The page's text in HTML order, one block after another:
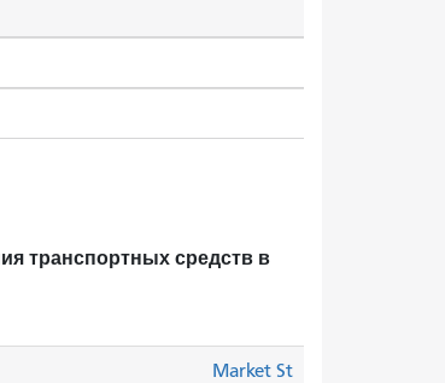
транспортных средств в
Market St